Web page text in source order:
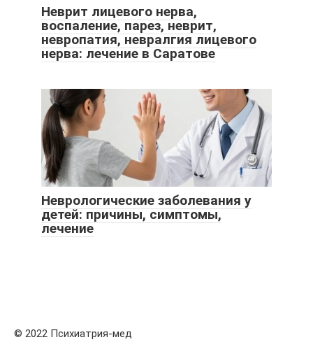
Неврит лицевого нерва,
воспаление, парез, неврит,
невропатия, невралгия лицевого
нерва: лечение в Саратове
Неврологические заболевания у
детей: причины, симптомы,
лечение
© 2022 Психиатрия-мед